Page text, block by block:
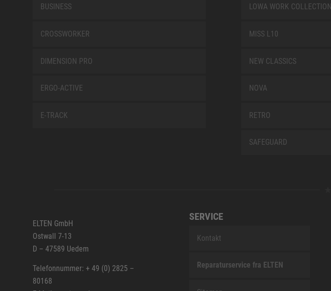
BUSINESS
CROSSWORKER
DIMENSION PRO
ERGO-ACTIVE
E-TRACK
LOWA WORK COLLECTION
MISS L10
NEW CLASSICS
NOVA
RETRO
SAFEGUARD
ELTEN GmbH
Ostwall 7-13
D – 47589 Uedem
Telefonnummer: + 49 (0) 2825 –
80168
SERVICE
Kontakt
Reparaturservice fra ELTEN